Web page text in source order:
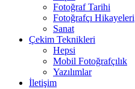
Fotoğraf Tarihi
Fotoğrafçı Hikayeleri
Sanat
Çekim Teknikleri
Hepsi
Mobil Fotoğrafçılık
Yazılımlar
İletişim